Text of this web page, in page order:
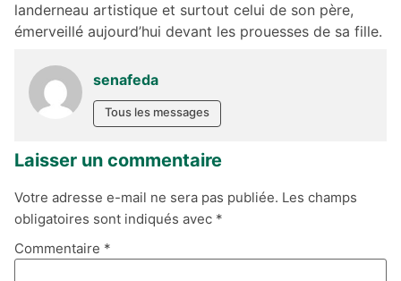
landerneau artistique et surtout celui de son père,
émerveillé aujourd’hui devant les prouesses de sa fille.
senafeda
Tous les messages
Laisser un commentaire
Votre adresse e-mail ne sera pas publiée. Les champs
obligatoires sont indiqués avec *
Commentaire *